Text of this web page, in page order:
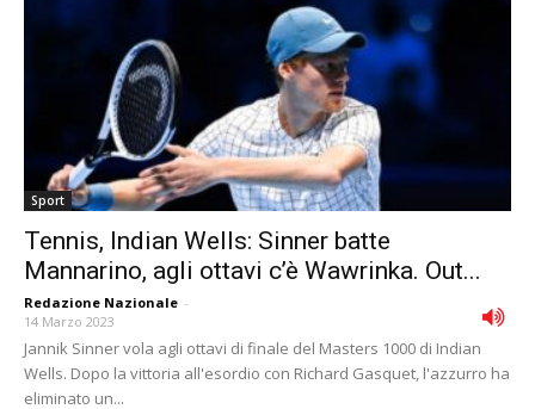
Sport
Tennis, Indian Wells: Sinner batte
Mannarino, agli ottavi c’è Wawrinka. Out...
Redazione Nazionale -
14 Marzo 2023
Jannik Sinner vola agli ottavi di finale del Masters 1000 di Indian
Wells. Dopo la vittoria all'esordio con Richard Gasquet, l'azzurro ha
eliminato un...